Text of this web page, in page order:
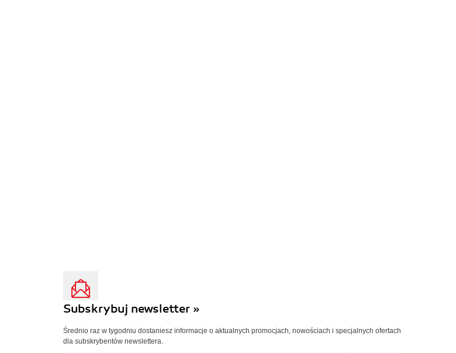
Subskrybuj newsletter »
Średnio raz w tygodniu dostaniesz informacje o aktualnych promocjach, nowościach i specjalnych ofertach
dla subskrybentów newslettera.